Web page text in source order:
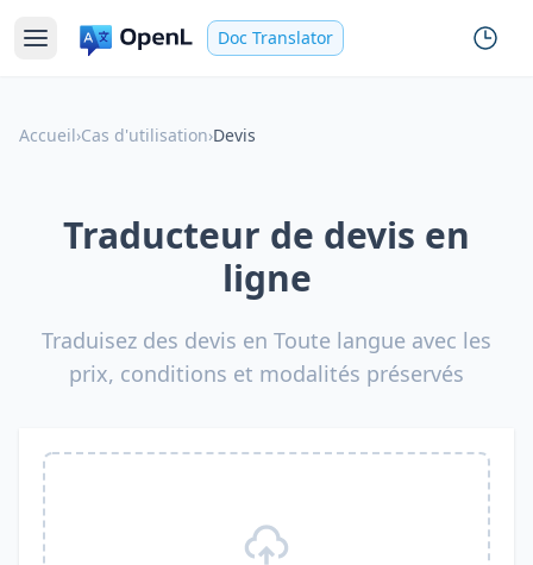
Doc Translator
Accueil›Cas d'utilisation›Devis
Traducteur de devis en
ligne
Traduisez des devis en Toute langue avec les
prix, conditions et modalités préservés